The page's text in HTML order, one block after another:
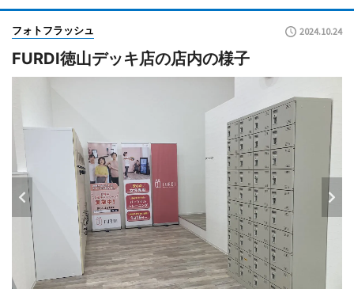
フォトフラッシュ 2024.10.24
FURDI徳山デッキ店の店内の様子